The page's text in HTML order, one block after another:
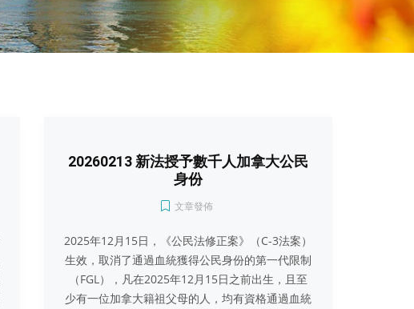
20260213 新法授予數千人加拿大公民
身份
文章發佈
2025年12月15日，《公民法修正案》（C-3法案）
生效，取消了通過血統獲得公民身份的第一代限制
（FGL），凡在2025年12月15日之前出生，且至
少有一位加拿大籍祖父母的人，均有資格通過血統